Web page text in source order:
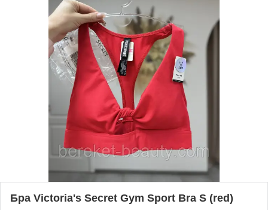
Бра Victoria's Secret Gym Sport Bra S (red)